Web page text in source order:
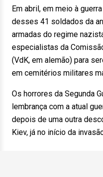
Em abril, em meio à
desses 41 soldados da
armadas do regime
especialistas da
(VdK, em alemão) para
em cemitérios militares
Os horrores da Segunda
lembrança com a atual
depois de uma outra
Kiev, já no início da